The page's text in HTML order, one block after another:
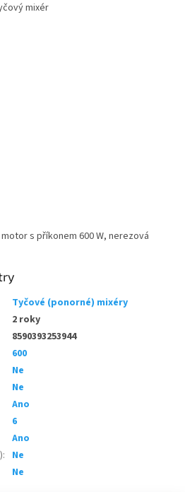
mixér
s příkonem 600 W, nerezová
Tyčové (ponorné) mixéry
2 roky
8590393253944
600
Ne
Ne
Ano
6
Ano
: Ne
Ne